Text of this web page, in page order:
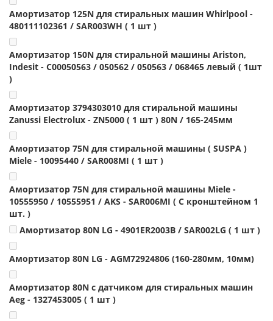
Амортизатор 125N для стиральных машин Whirlpool -
480111102361 / SAR003WH ( 1 шт )
Амортизатор 150N для стиральной машины Ariston,
Indesit - C00050563 / 050562 / 050563 / 068465 левый ( 1шт
)
Амортизатор 3794303010 для стиральной машины
Zanussi Electrolux - ZN5000 ( 1 шт ) 80N / 165-245мм
Амортизатор 75N для стиральной машины ( SUSPA )
Miele - 10095440 / SAR008MI ( 1 шт )
Амортизатор 75N для стиральной машины Miele -
10555950 / 10555951 / AKS - SAR006MI ( С кронштейном 1
шт. )
Амортизатор 80N LG - 4901ER2003B / SAR002LG ( 1 шт )
Амортизатор 80N LG - AGM72924806 (160-280мм, 10мм)
Амортизатор 80N с датчиком для стиральных машин
Aeg - 1327453005 ( 1 шт )